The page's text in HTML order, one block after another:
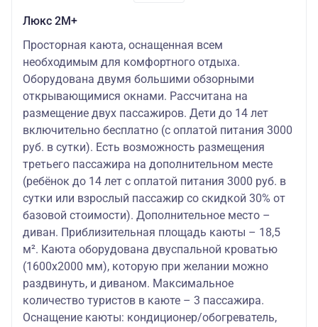
Люкс 2М+
Просторная каюта, оснащенная всем
необходимым для комфортного отдыха.
Оборудована двумя большими обзорными
открывающимися окнами. Рассчитана на
размещение двух пассажиров. Дети до 14 лет
включительно бесплатно (с оплатой питания 3000
руб. в сутки). Есть возможность размещения
третьего пассажира на дополнительном месте
(ребёнок до 14 лет с оплатой питания 3000 руб. в
сутки или взрослый пассажир со скидкой 30% от
базовой стоимости). Дополнительное место –
диван. Приблизительная площадь каюты – 18,5
м². Каюта оборудована двуспальной кроватью
(1600х2000 мм), которую при желании можно
раздвинуть, и диваном. Максимальное
количество туристов в каюте – 3 пассажира.
Оснащение каюты: кондиционер/обогреватель,